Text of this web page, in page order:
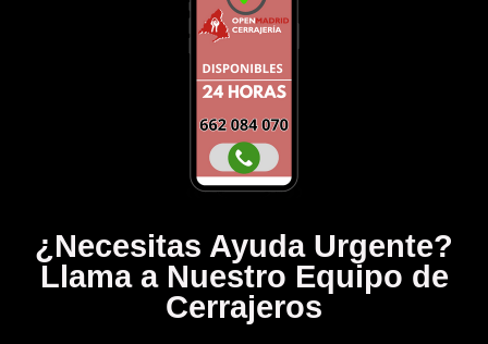
¿Necesitas Ayuda Urgente?
Llama a Nuestro Equipo de
Cerrajeros